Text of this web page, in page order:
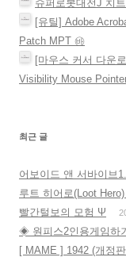
슈퍼로봇대전J 치
[유틸] Adobe
Patch MPT ㉳
[마우스 커서 다운
Visibility Mouse
최근 글
어보이드 앤 서바이브
루트 히어로(Loot
빨간털보의 모험 Ψ
◈ 원피스2인용게임하
[ MAME ] 1942 (개정